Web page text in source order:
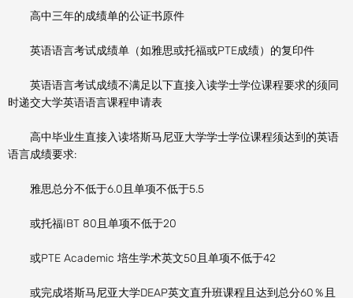
高中三年的成绩单的公证书原件
英语语言考试成绩单（如雅思或托福或PTE成绩）的复印件
英语语言考试成绩不满足以下直接入读学士学位课程要求的须同
时递交大学英语语言课程申请表
高中毕业生直接入读塔斯马尼亚大学学士学位课程须达到的英语
语言成绩要求:
雅思总分不低于6.0且单项不低于5.5
或托福IBT 80且单项不低于20
或PTE Academic 培生学术英文50且单项不低于42
或完成塔斯马尼亚大学DEAP英文直升班课程且达到总分60％且